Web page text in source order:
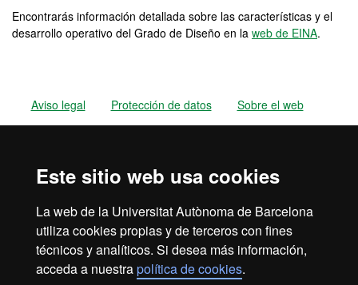
Este sitio web usa cookies
La web de la Universitat Autònoma de Barcelona
utiliza cookies propias y de terceros con fines
técnicos y analíticos. Si desea más información,
acceda a nuestrapolítica de cookies.
Encontrarás información detallada sobre las características y el
desarrollo operativo del Grado de Diseño en la web de EINA.
Aviso legal Protección de datos
Sobre el web
2026 Universitat Autònoma de